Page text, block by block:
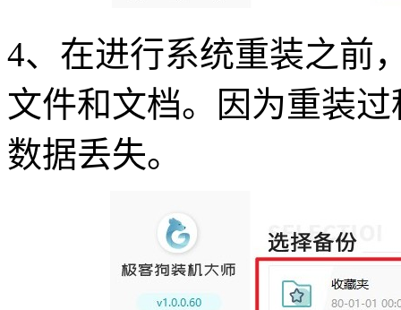
4、在进行系统重装之前
文件和文档。因为重装
数据丢失。